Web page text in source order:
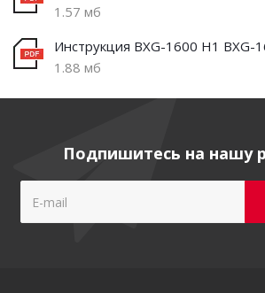
1.57 мб
Инструкция BXG-1600 H1 BXG-
1.88 мб
Подпишитесь на нашу